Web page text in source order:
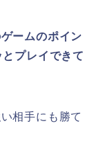
ームのポイン
プレイできて
相手にも勝て